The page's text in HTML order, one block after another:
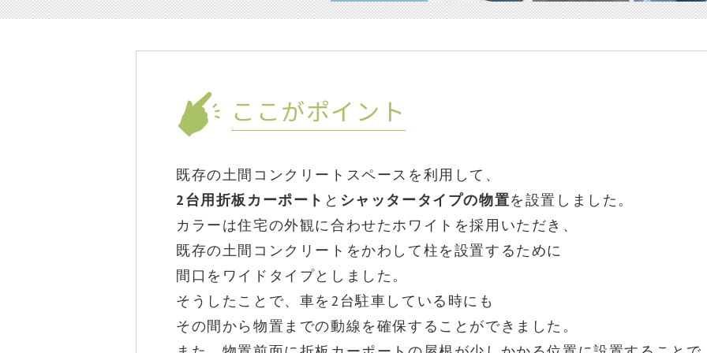
ここがポイント
既存の土間コンクリートスペースを利用して、
2台用折板カーポート と シャッタータイプの物置を設置しました。
カラーは住宅の外観に合わせたホワイトを採用いただき、
既存の土間コンクリートをかわして柱を設置するために
間口をワイドタイプとしました。
そうしたことで、車を2台駐車している時にも
その間から物置までの動線を確保することができました。